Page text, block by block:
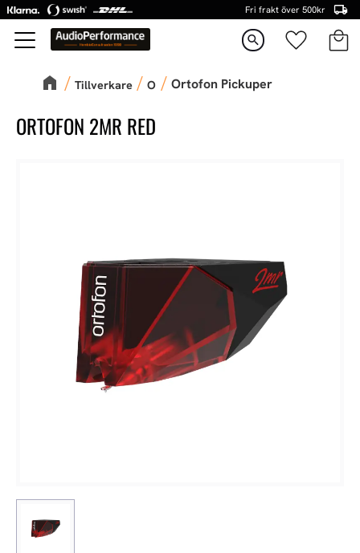
Meny
Fri frakt över 500kr
search Favoriter
Tillverkare O Ortofon Pickuper
ORTOFON 2MR RED